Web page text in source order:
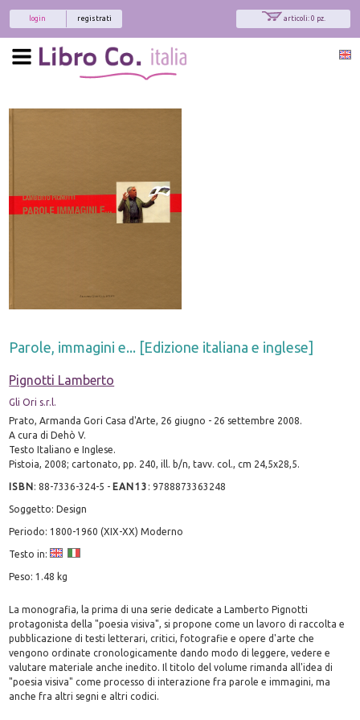
articoli: 0 pz.
registrati
login
Parole, immagini e... [Edizione italiana e inglese]
Pignotti Lamberto
Gli Ori s.r.l.
Prato, Armanda Gori Casa d'Arte, 26 giugno - 26 settembre 2008.
A cura di Dehò V.
Testo Italiano e Inglese.
Pistoia, 2008; cartonato, pp. 240, ill. b/n, tavv. col., cm 24,5x28,5.
ISBN:88-7336-324-5 - EAN13 :9788873363248
Soggetto: Design
Periodo: 1800-1960 (XIX-XX) Moderno
Testo in:
Peso: 1.48 kg
La monografia, la prima di una serie dedicate a Lamberto Pignotti
protagonista della "poesia visiva", si propone come un lavoro di raccolta e
pubblicazione di testi letterari, critici, fotografie e opere d'arte che
vengono ordinate cronologicamente dando modo di leggere, vedere e
valutare materiale anche inedito. Il titolo del volume rimanda all'idea di
"poesia visiva" come processo di interazione fra parole e immagini, ma
anche fra altri segni e altri codici.